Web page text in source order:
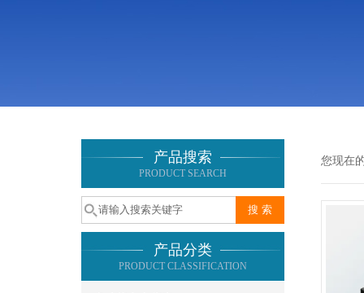
产品搜索
PRODUCT SEARCH
产品分类
PRODUCT CLASSIFICATION
您现在